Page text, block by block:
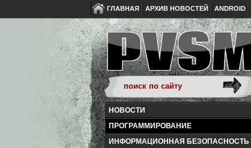
ГЛАВНАЯ АРХИВ НОВОСТЕЙ ANDROID
НОВОСТИ
ПРОГРАММИРОВАНИЕ
ИНФОРМАЦИОННАЯ БЕЗОПАСНОСТЬ